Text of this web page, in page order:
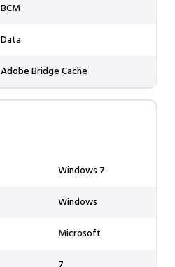
BCM
Data
Adobe Bridge Cache
Windows 7
Windows
Microsoft